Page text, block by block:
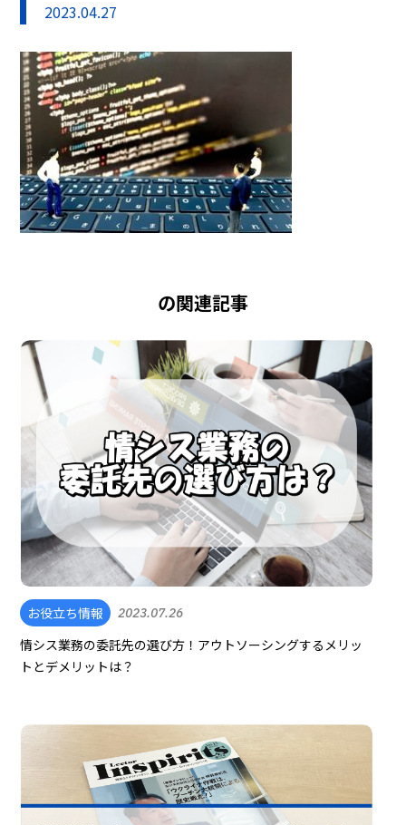
2023.04.27
の関連記事
お役立ち情報 2023.07.26
情シス業務の委託先の選び方！アウトソーシングするメリッ
トとデメリットは？